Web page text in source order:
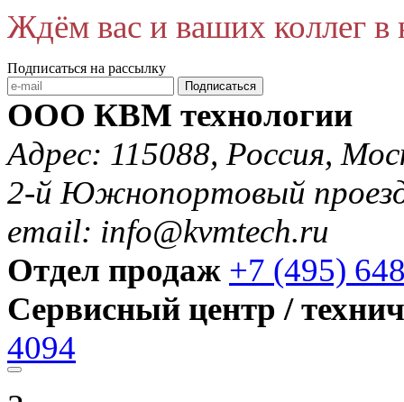
Ждём вас и ваших коллег
Подписаться на рассылку
Подписаться
ООО КВМ технологии
Адрес: 115088, Россия,
2-й Южнопортовый
email: info@kvmtech.ru
Отдел продаж +7 (495)
Сервисный центр /
4094